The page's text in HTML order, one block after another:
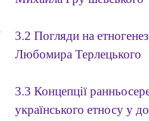
3.2 Погляди на
Любомира Терлецького
3.3 Концепції
українського етносу у